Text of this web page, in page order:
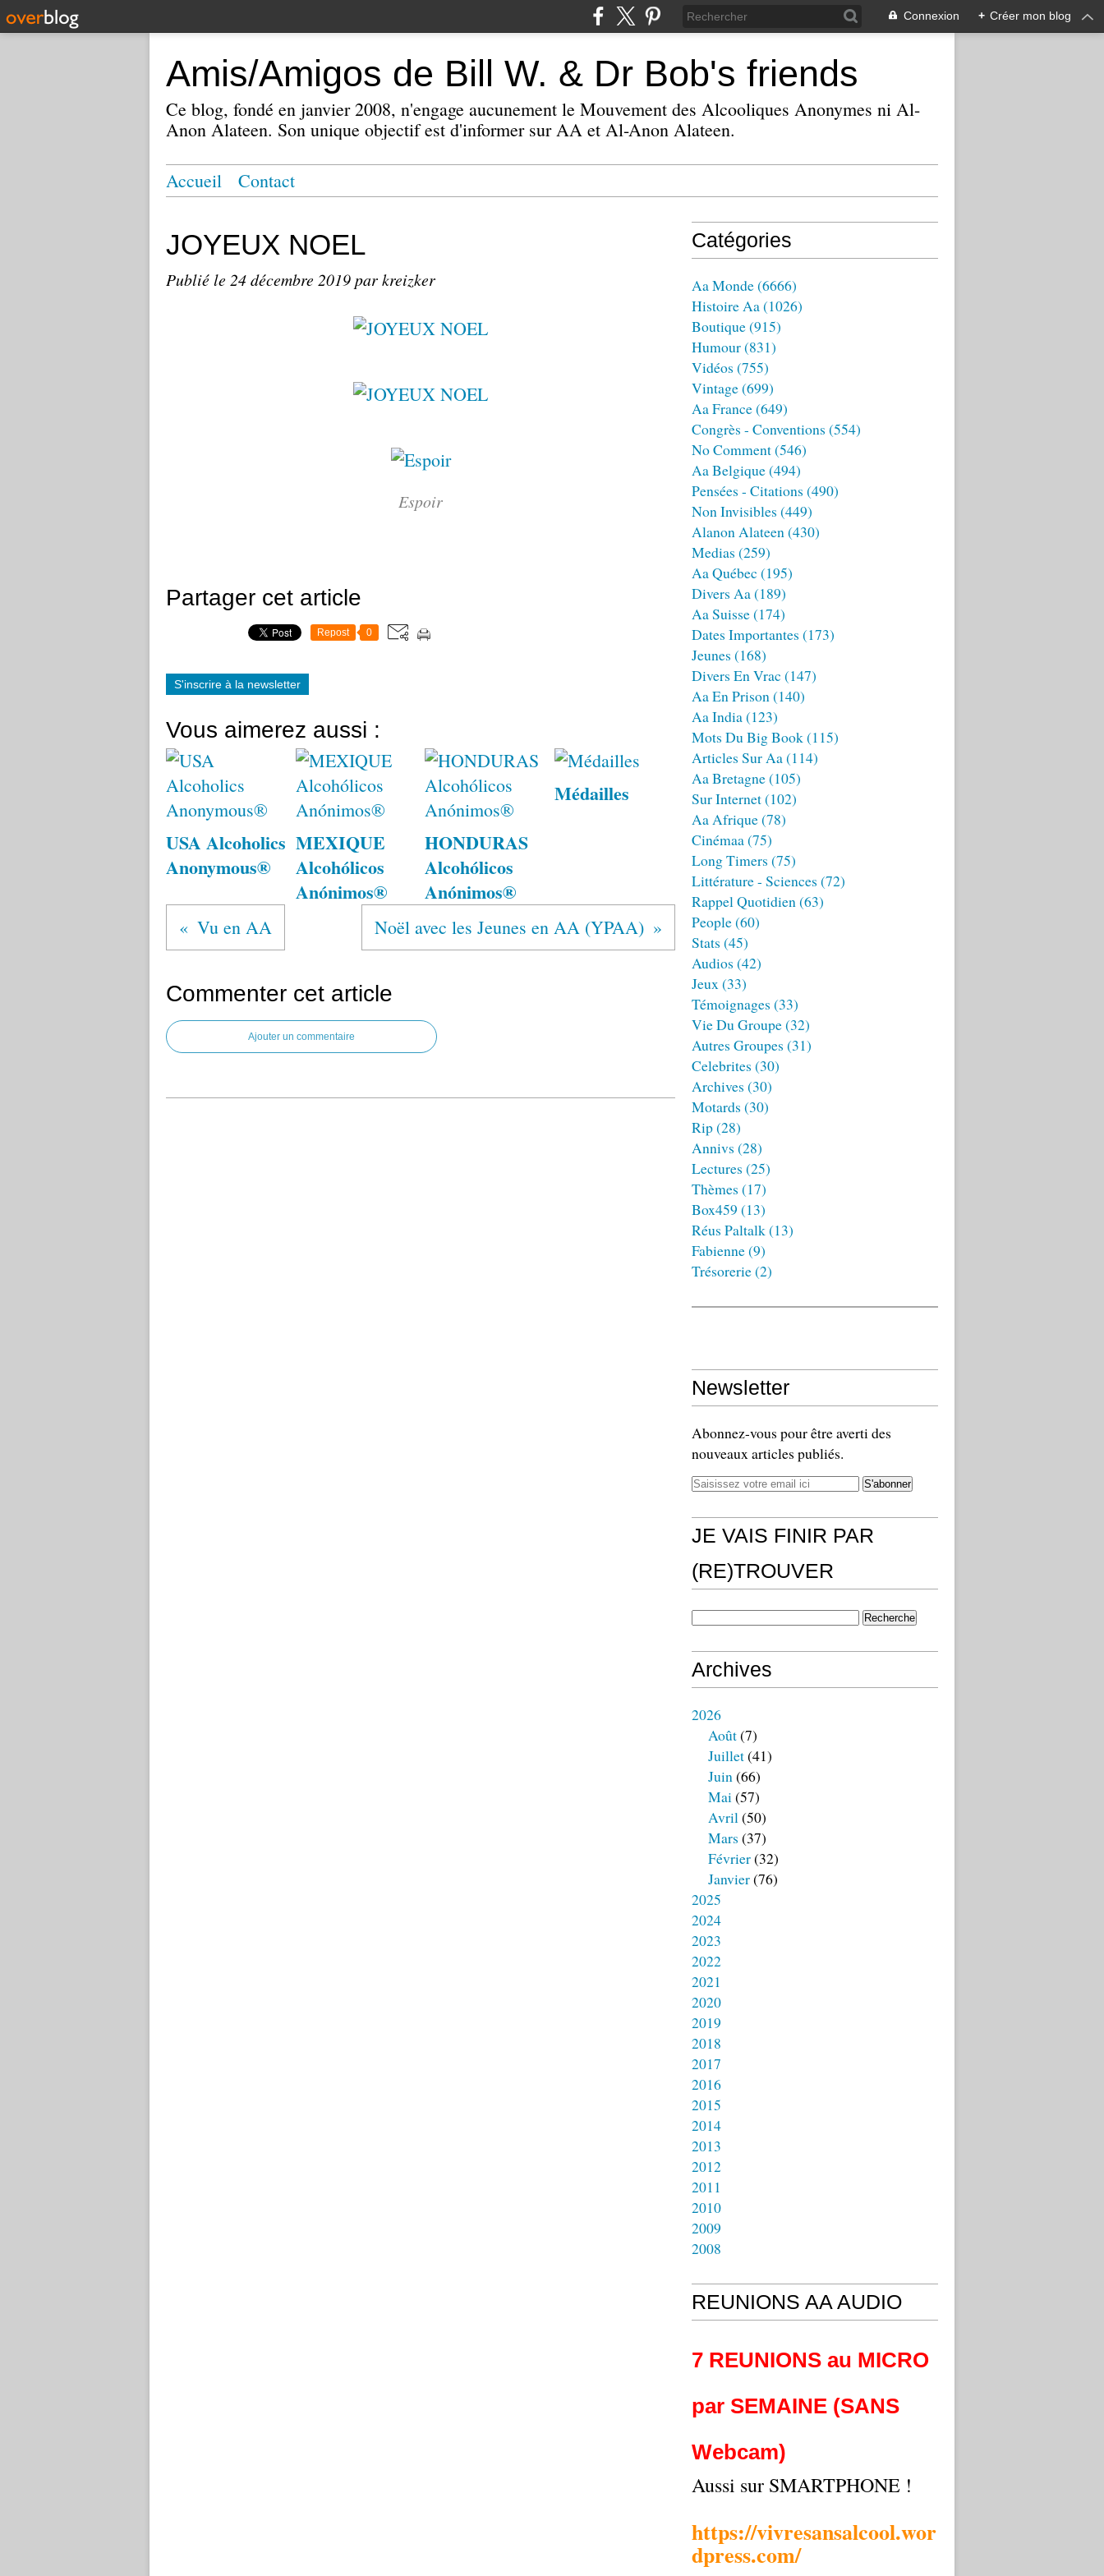
Connexion + Créer mon blog
Amis/Amigos de Bill W. & Dr Bob's friends
Ce blog, fondé en janvier 2008, n'engage aucunement le Mouvement des Alcooliques Anonymes ni Al-
Anon Alateen. Son unique objectif est d'informer sur AA et Al-Anon Alateen.
Accueil Contact
JOYEUX NOEL
Publié le 24 décembre 2019par kreizker
Espoir
Partager cet article
Repost 0
S'inscrire à la newsletter
Vous aimerez aussi :
USA Alcoholics
Anonymous®
MEXIQUE
Alcohólicos
Anónimos®
HONDURAS
Alcohólicos
Anónimos®
Médailles
Vu en AA Noël avec les Jeunes en AA (YPAA)
Commenter cet article
Ajouter un commentaire
Catégories
Aa Monde(6666)
Histoire Aa(1026)
Boutique(915)
Humour(831)
Vidéos (755)
Vintage(699)
Aa France(649)
Congrès - Conventions (554)
No Comment(546)
Aa Belgique(494)
Pensées - Citations (490)
Non Invisibles (449)
Alanon Alateen(430)
Medias (259)
Aa Québec (195)
Divers Aa(189)
Aa Suisse(174)
Dates Importantes (173)
Jeunes (168)
Divers En Vrac (147)
Aa En Prison(140)
Aa India(123)
Mots Du Big Book(115)
Articles Sur Aa(114)
Aa Bretagne(105)
Sur Internet(102)
Aa Afrique(78)
Cinémaa(75)
Long Timers (75)
Littérature - Sciences (72)
Rappel Quotidien(63)
People(60)
Stats (45)
Audios (42)
Jeux(33)
Témoignages (33)
Vie Du Groupe(32)
Autres Groupes (31)
Celebrites (30)
Archives (30)
Motards (30)
Rip(28)
Annivs (28)
Lectures (25)
Thèmes (17)
Box459 (13)
Réus Paltalk(13)
Fabienne(9)
Trésorerie(2)
Newsletter
Abonnez-vous pour être averti des
nouveaux articles publiés.
JE VAIS FINIR PAR
(RE)TROUVER
Archives
2026
Août(7)
Juillet(41)
Juin(66)
Mai(57)
Avril(50)
Mars (37)
Février(32)
Janvier(76)
2025
2024
2023
2022
2021
2020
2019
2018
2017
2016
2015
2014
2013
2012
2011
2010
2009
2008
REUNIONS AA AUDIO
7 REUNIONS au MICRO
par SEMAINE (SANS
Webcam)
Aussi sur SMARTPHONE !
https://vivresansalcool.wor
dpress.com/